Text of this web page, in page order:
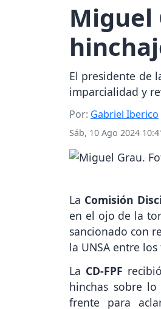
Miguel
El presidente de
imparcialidad y
Por: Gabriel Iberico
Sáb, 10 Ago 2024
La Comisión
en el ojo de la
sancionado con
la UNSA entre
La CD-FPF
hinchas sobre
frente para